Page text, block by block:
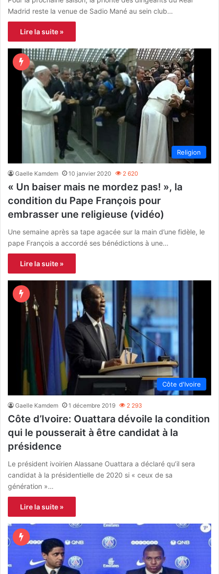
Madrid reste la venue de Sadio Mané au sein club…
Lire la suite »
Religion
Gaelle Kamdem 10 janvier 2020 2 620
« Un baiser mais ne mordez pas! », la
condition du Pape François pour
embrasser une religieuse (vidéo)
Une semaine après sa tape agacée sur la main d’une fidèle, le
pape François a accordé ses bénédictions à une…
Lire la suite »
Côte d'Ivoire
Gaelle Kamdem 1 décembre 2019 2 293
Côte d’Ivoire: Ouattara dévoile la condition
qui le pousserait à être candidat à la
présidence
Le président ivoirien Alassane Ouattara a déclaré qu’il sera
candidat à la présidentielle de 2020 si « ceux de sa
génération »…
Lire la suite »